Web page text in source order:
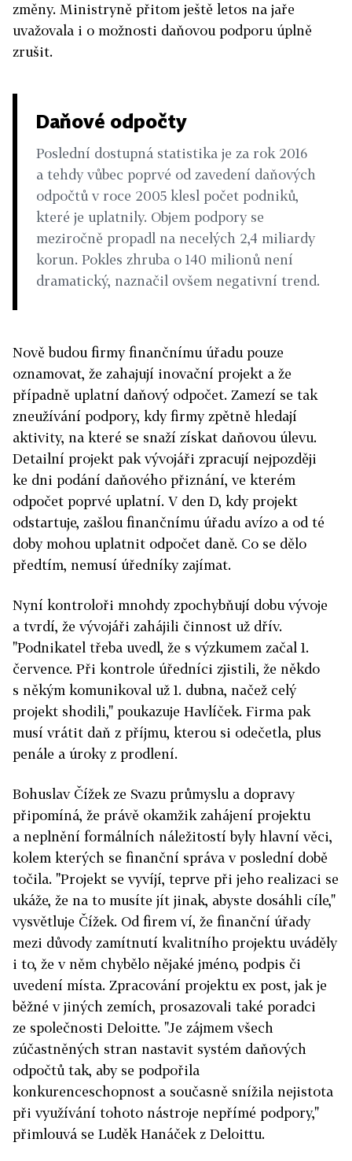
změny. Ministryně přitom ještě letos na jaře
uvažovala i o možnosti daňovou podporu úplně
zrušit.
Daňové odpočty
Poslední dostupná statistika je za rok 2016
a tehdy vůbec poprvé od zavedení daňových
odpočtů v roce 2005 klesl počet podniků,
které je uplatnily. Objem podpory se
meziročně propadl na necelých 2,4 miliardy
korun. Pokles zhruba o 140 milionů není
dramatický, naznačil ovšem negativní trend.
Nově budou firmy finančnímu úřadu pouze
oznamovat, že zahajují inovační projekt a že
případně uplatní daňový odpočet. Zamezí se tak
zneužívání podpory, kdy firmy zpětně hledají
aktivity, na které se snaží získat daňovou úlevu.
Detailní projekt pak vývojáři zpracují nejpozději
ke dni podání daňového přiznání, ve kterém
odpočet poprvé uplatní. V den D, kdy projekt
odstartuje, zašlou finančnímu úřadu avízo a od té
doby mohou uplatnit odpočet daně. Co se dělo
předtím, nemusí úředníky zajímat.
Nyní kontroloři mnohdy zpochybňují dobu vývoje
a tvrdí, že vývojáři zahájili činnost už dřív.
"Podnikatel třeba uvedl, že s výzkumem začal 1.
července. Při kontrole úředníci zjistili, že někdo
s někým komunikoval už 1. dubna, načež celý
projekt shodili," poukazuje Havlíček. Firma pak
musí vrátit daň z příjmu, kterou si odečetla, plus
penále a úroky z prodlení.
Bohuslav Čížek ze Svazu průmyslu a dopravy
připomíná, že právě okamžik zahájení projektu
a neplnění formálních náležitostí byly hlavní věci,
kolem kterých se finanční správa v poslední době
točila. "Projekt se vyvíjí, teprve při jeho realizaci se
ukáže, že na to musíte jít jinak, abyste dosáhli cíle,"
vysvětluje Čížek. Od firem ví, že finanční úřady
mezi důvody zamítnutí kvalitního projektu uváděly
i to, že v něm chybělo nějaké jméno, podpis či
uvedení místa. Zpracování projektu ex post, jak je
běžné v jiných zemích, prosazovali také poradci
ze společnosti Deloitte. "Je zájmem všech
zúčastněných stran nastavit systém daňových
odpočtů tak, aby se podpořila
konkurenceschopnost a současně snížila nejistota
při využívání tohoto nástroje nepřímé podpory,"
přimlouvá se Luděk Hanáček z Deloittu.